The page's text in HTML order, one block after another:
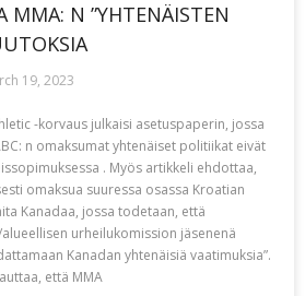
MMA: N ”YHTENÄISTEN
19, 2023
-korvaus julkaisi asetuspaperin, jossa
n omaksumat yhtenäiset politiikat eivät
. Myös artikkeli ehdottaa,
omaksua suuressa osassa Kroatian
Kanadaa, jossa todetaan, että
urheilukomission jäsenenä
Kanadan yhtenäisiä vaatimuksia”.
että MMA